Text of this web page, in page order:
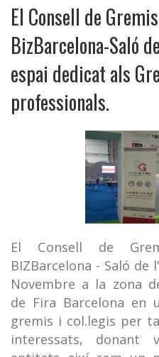
El Consell de
BizBarcelona-Saló
espai dedicat als
professionals.
El Consell de
BIZBarcelona - Saló de
Novembre a la zona
de Fira Barcelona en
gremis i col.legis per
interessats, donant